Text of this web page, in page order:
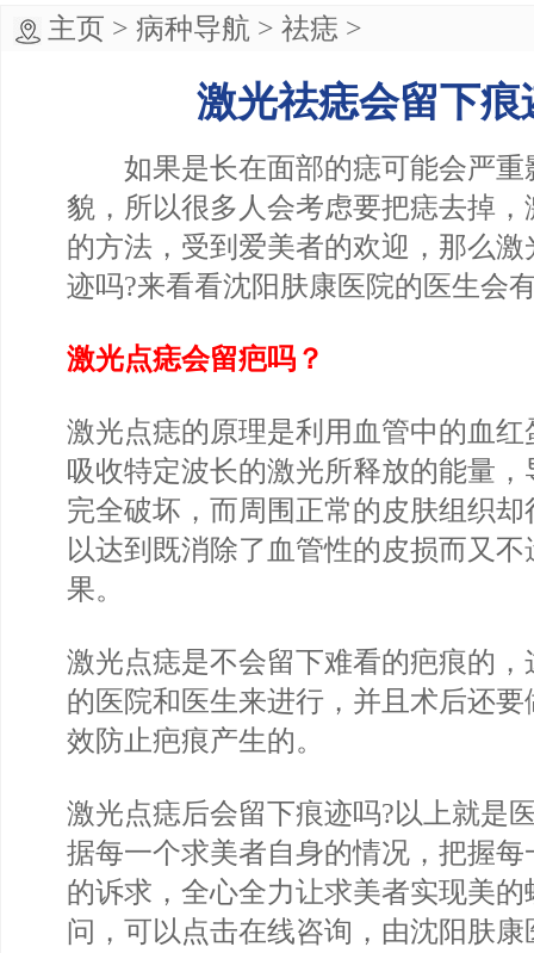
主页 > 病种导航 > 祛痣 >
激光祛痣会留下痕
如果是长在面部的痣可能会严重
貌，所以很多人会考虑要把痣去掉
的方法，受到爱美者的欢迎，那么
迹吗?来看看沈阳肤康医院的医生会
激光点痣会留疤吗？
激光点痣的原理是利用血管中的血
吸收特定波长的激光所释放的能量
完全破坏，而周围正常的皮肤组织
以达到既消除了血管性的皮损而又
果。
激光点痣是不会留下难看的疤痕的
的医院和医生来进行，并且术后还
效防止疤痕产生的。
激光点痣后会留下痕迹吗?以上就是
据每一个求美者自身的情况，把握
的诉求，全心全力让求美者实现美
问，可以点击在线咨询，由沈阳肤